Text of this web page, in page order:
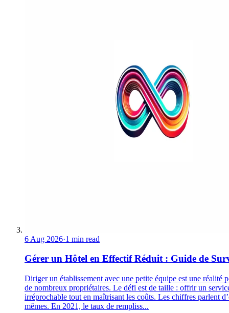
6 Aug 2026·1 min read
Gérer un Hôtel en Effectif Réduit : Guide de
Diriger un établissement avec une petite équipe est une réalité
de nombreux propriétaires. Le défi est de taille : offrir un
irréprochable tout en maîtrisant les coûts. Les chiffres parlent
mêmes. En 2021, le taux de rempliss...